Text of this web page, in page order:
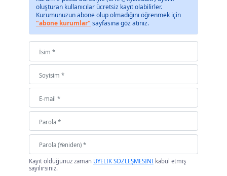
oluşturan kullanıcılar ücretsiz kayıt olabilirler.
Kurumunuzun abone olup olmadığını öğrenmek için
"abone kurumlar" sayfasına göz atınız.
Kayıt olduğunuz zaman ÜYELİK SÖZLEŞMESİNİkabul etmiş
sayılırsınız.